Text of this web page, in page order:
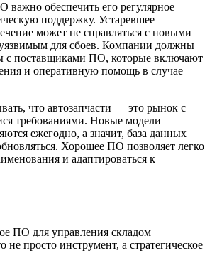
важно обеспечить его регулярное
поддержку. Устаревшее
может не справляться с новыми
для сбоев. Компании должны
с поставщиками ПО, которые включают
и оперативную помощь в случае
что автозапчасти — это рынок с
требованиями. Новые модели
ежегодно, а значит, база данных
Хорошее ПО позволяет легко
и адаптироваться к
ПО для управления складом
не просто инструмент, а стратегическое